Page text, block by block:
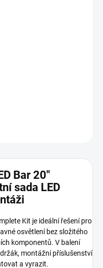
Bar 20"
sada LED
Kit je ideální řešení pro
osvětlení bez složitého
komponentů. V balení
montážní příslušenství
a vyrazit.